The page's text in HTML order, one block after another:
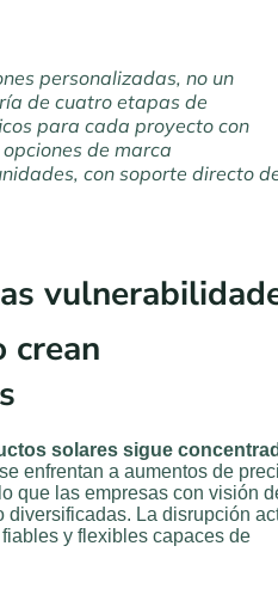
personalizadas, no un
de cuatro etapas de
para cada proyecto con
de marca
con soporte directo
crean
solares sigue
enfrentan a aumentos de
que las empresas con visión
La disrupción
y flexibles capaces de